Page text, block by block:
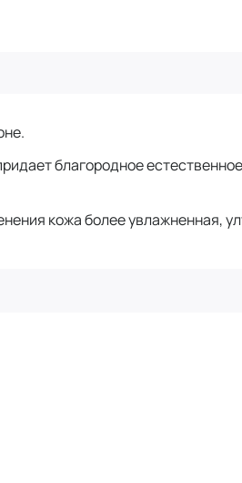
благородное
кожа более увлажненная,